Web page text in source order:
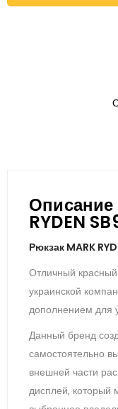
Описание
RYDEN
Рюкзак MARK
Отличный
украинской
дополнением для
Данный бренд
самостоятельно
внешней части
дисплей, который